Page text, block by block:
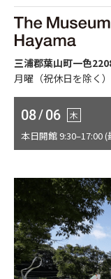
三浦郡葉山町一色
月曜（祝休日を除く
08/06 木
本日開館 9:30–17:00